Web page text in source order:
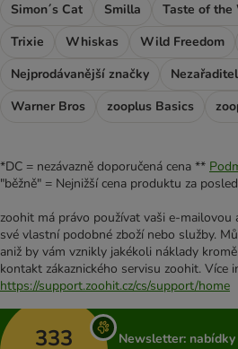
Simon´s Cat
Smilla Taste of
Trixie
Whiskas Wild Freedom
Nejprodávanější značky
Warner Bros
zooplus Basics
*DC = nezávazně doporučená cena **
"běžně" = Nejnižší cena produktu za
zoohit má právo používat vaši e-mailovou
své vlastní podobné zboží nebo služby.
aniž by vám vznikly jakékoli náklady
kontakt zákaznického servisu zoohit. Více
https://support.zoohit.cz/cs/support/home
333
Newsletter: